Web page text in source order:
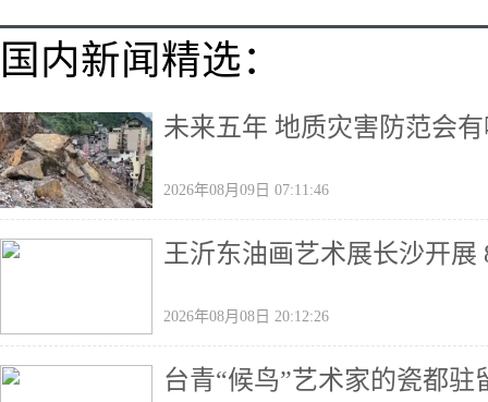
国内新闻精选：
未来五年 地质灾害防范会
2026年08月09日 07:11:46
王沂东油画艺术展长沙开展
2026年08月08日 20:12:26
台青“候鸟”艺术家的瓷都